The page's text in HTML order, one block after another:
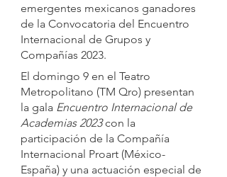
emergentes mexicanos ganadores
de la Convocatoria del Encuentro
Internacional de Grupos y
Compañías 2023.
El domingo 9 en el Teatro
Metropolitano (TM Qro) presentan
la gala Encuentro Internacional de
Academias 2023 con la
participación de la Compañía
Internacional Proart (México-
España) y una actuación especial de